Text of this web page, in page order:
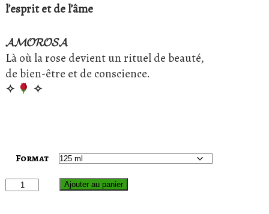
l’esprit et de l’âme
𝓐𝓜𝓞𝓡𝓞𝓢𝓐
Là où la rose devient un rituel de beauté,
de bien-être et de conscience.
✧
✧
Format
quantité
Ajouter au panier